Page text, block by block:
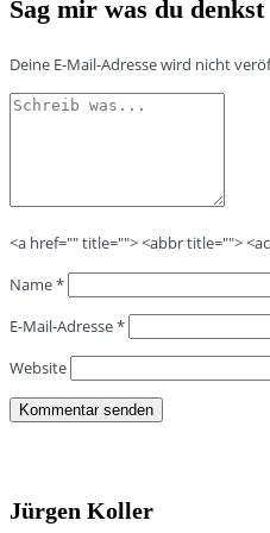
Sag mir was du denkst
Deine E-Mail-Adresse wird nicht
<a href="" title=""> <abbr title="">
Name*
E-Mail-Adresse*
Website
Jürgen Koller